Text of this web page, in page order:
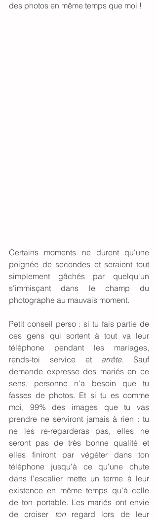
des photos en même temps que moi !
Certains moments ne durent qu'une
poignée de secondes et seraient tout
simplement gâchés par quelqu'un
s'immisçant dans le champ du
photographe au mauvais moment.
Petit conseil perso : si tu fais partie de
ces gens qui sortent à tout va leur
téléphone pendant les mariages,
rends-toi service et arrête. Sauf
demande expresse des mariés en ce
sens, personne n'a besoin que tu
fasses de photos. Et si tu es comme
moi, 99% des images que tu vas
prendre ne serviront jamais à rien : tu
ne les re-regarderas pas, elles ne
seront pas de très bonne qualité et
elles finiront par végéter dans ton
téléphone jusqu'à ce qu'une chute
dans l'escalier mette un terme à leur
existence en même temps qu'à celle
de ton portable. Les mariés ont envie
de croiser ton regard lors de leur